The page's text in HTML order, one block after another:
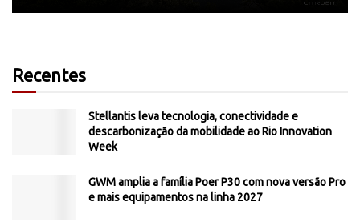
Recentes
Stellantis leva tecnologia, conectividade e
descarbonização da mobilidade ao Rio Innovation
Week
GWM amplia a família Poer P30 com nova versão Pro
e mais equipamentos na linha 2027